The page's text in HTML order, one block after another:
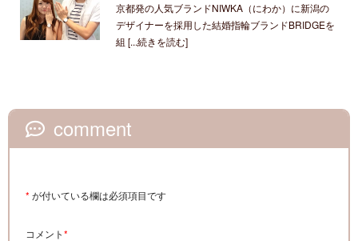
京都発の人気ブランドNIWKA（にわか）に新潟の
デザイナーを採用した結婚指輪ブランドBRIDGEを
組 [...続きを読む]
comment
* が付いている欄は必須項目です
コメント*